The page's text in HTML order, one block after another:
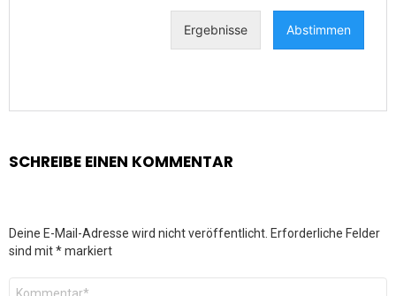
SCHREIBE EINEN KOMMENTAR
Deine E-Mail-Adresse wird nicht veröffentlicht. Erforderliche Felder
sind mit*markiert
Kommentar